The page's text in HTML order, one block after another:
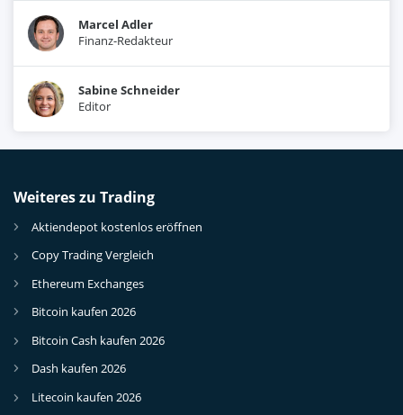
Marcel Adler
Finanz-Redakteur
Sabine Schneider
Editor
Weiteres zu Trading
Aktiendepot kostenlos eröffnen
Copy Trading Vergleich
Ethereum Exchanges
Bitcoin kaufen 2026
Bitcoin Cash kaufen 2026
Dash kaufen 2026
Litecoin kaufen 2026